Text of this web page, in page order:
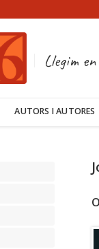
Llegim
AUTORS I AUTORES